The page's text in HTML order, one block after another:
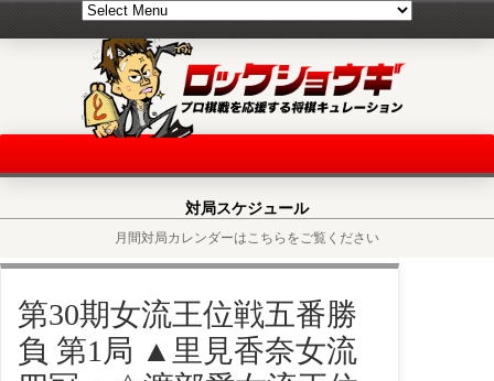
対局スケジュール
月間対局カレンダーはこちらをご覧ください
第30期女流王位戦五番勝
負 第1局 ▲里見香奈女流